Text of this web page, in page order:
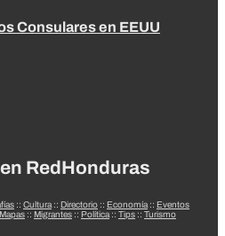
Consulares en EEUU
RedHonduras
:: Cultura :: Directorio :: Economía :: Eventos
Mapas :: Migrantes :: Política :: Tips :: Turismo